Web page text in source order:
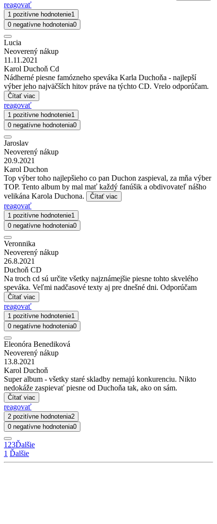
reagovať
1 pozitívne hodnotenie1
0 negatívne hodnotenia0
Lucia
Neoverený nákup
11.11.2021
Karol Duchoň Cd
Nádherné piesne famózneho speváka Karla Duchoňa - najlepší
výber jeho najväčších hitov práve na týchto CD. Vrelo odporúčam.
Čítať viac
reagovať
1 pozitívne hodnotenie1
0 negatívne hodnotenia0
Jaroslav
Neoverený nákup
20.9.2021
Karol Duchon
Top výber toho najlepšieho co pan Duchon zaspieval, za mňa výber
TOP. Tento album by mal mať každý fanúšik a obdivovateľ nášho
velikána Karola Duchona.
Čítať viac
reagovať
1 pozitívne hodnotenie1
0 negatívne hodnotenia0
Veronnika
Neoverený nákup
26.8.2021
Duchoň CD
Na troch cd sú určite všetky najznámejšie piesne tohto skvelého
speváka. Veľmi nadčasové texty aj pre dnešné dni. Odporúčam
Čítať viac
reagovať
1 pozitívne hodnotenie1
0 negatívne hodnotenia0
Eleonóra Benediková
Neoverený nákup
13.8.2021
Karol Duchoň
Super album - všetky staré skladby nemajú konkurenciu. Nikto
nedokáže zaspievať piesne od Duchoňa tak, ako on sám.
Čítať viac
reagovať
2 pozitívne hodnotenia2
0 negatívne hodnotenia0
1 23Ďalšie
1 Ďalšie